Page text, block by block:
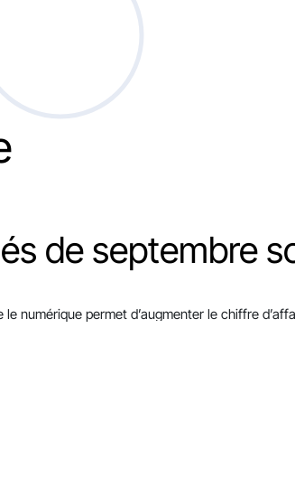
de septembre
le numérique permet d’augmenter le chiffre